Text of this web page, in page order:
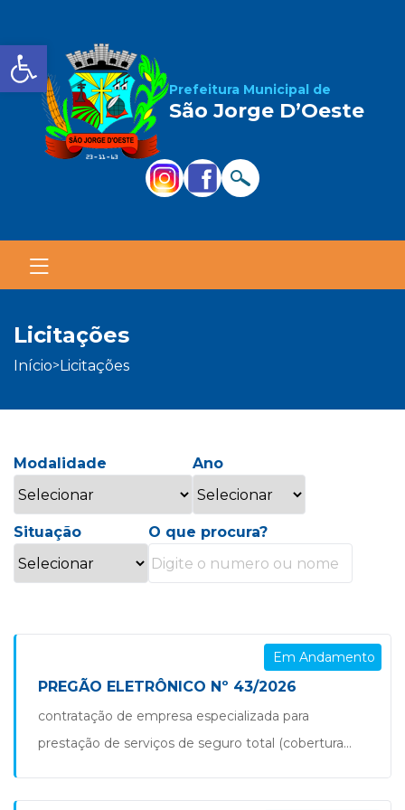
Barra de Ferramentas
Prefeitura Municipal de
São Jorge D’Oeste
licitações
início> licitações
Modalidade Ano
Situação O que procura?
Em Andamento
PREGÃO ELETRÔNICO Nº 43/2026
contratação de empresa especializada para
prestação de serviços de seguro total (cobertura
veículos pertencentes à frota da secretaria